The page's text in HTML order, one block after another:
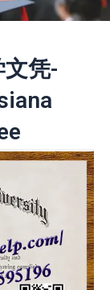
凭-